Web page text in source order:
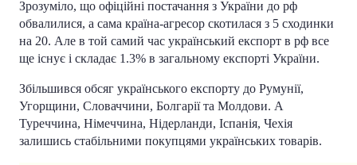
Зрозуміло, що офіційні постачання з України до рф
обвалилися, а сама країна-агресор скотилася з 5 сходинки
на 20. Але в той самий час український експорт в рф все
ще існує і складає 1.3% в загальному експорті України.
Збільшився обсяг українського експорту до Румунії,
Угорщини, Словаччини, Болгарії та Молдови. А
Туреччина, Німеччина, Нідерланди, Іспанія, Чехія
залишись стабільними покупцями українських товарів.